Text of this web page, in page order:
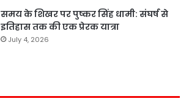
समय के शिखर पर पुष्कर सिंह धामी: संघर्ष से
इतिहास तक की एक प्रेरक यात्रा
July 4, 2026